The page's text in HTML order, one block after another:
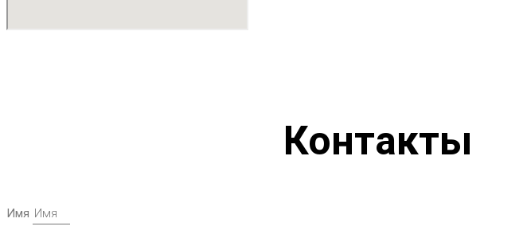
Контакты
Имя